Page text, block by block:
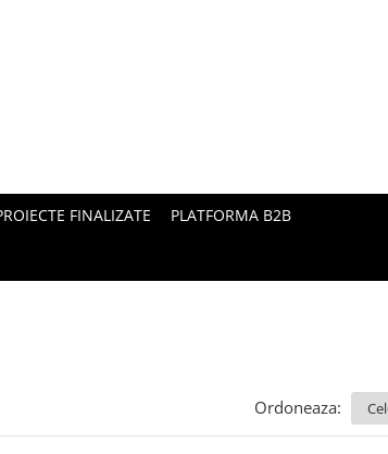
FINALIZATE PLATFORMA B2B
Ordoneaza: